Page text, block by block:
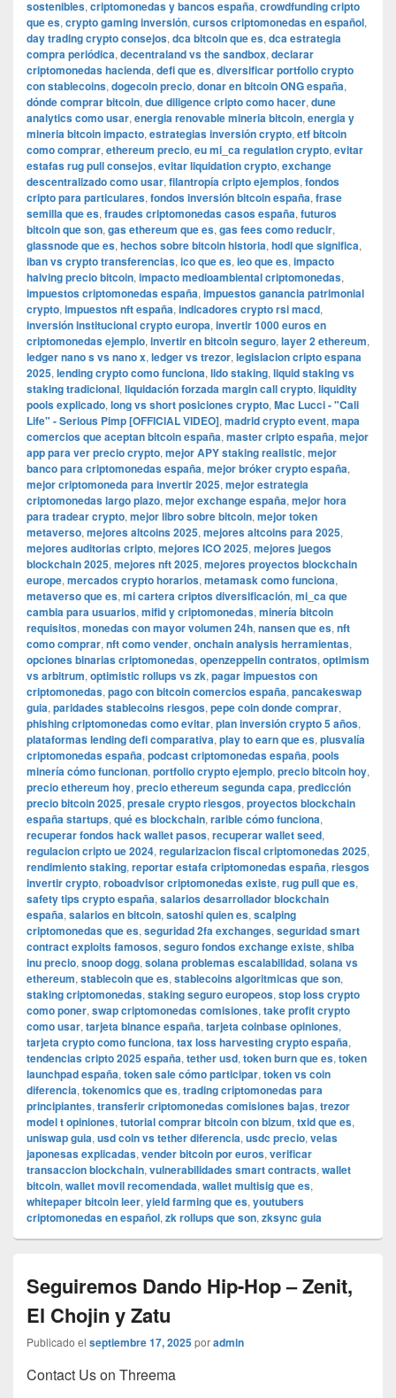
sostenibles, criptomonedas y bancos españa, crowdfunding cripto
que es, crypto gaming inversión, cursos criptomonedas en español,
day trading crypto consejos, dca bitcoin que es, dca estrategia
compra periódica, decentraland vs the sandbox, declarar
criptomonedas hacienda, defi que es, diversificar portfolio crypto
con stablecoins, dogecoin precio, donar en bitcoin ONG españa,
dónde comprar bitcoin, due diligence cripto como hacer, dune
analytics como usar, energia renovable mineria bitcoin, energia y
mineria bitcoin impacto, estrategias inversión crypto, etf bitcoin
como comprar, ethereum precio, eu mi_ca regulation crypto, evitar
estafas rug pull consejos, evitar liquidation crypto, exchange
descentralizado como usar, filantropía cripto ejemplos, fondos
cripto para particulares, fondos inversión bitcoin españa, frase
semilla que es, fraudes criptomonedas casos españa, futuros
bitcoin que son, gas ethereum que es, gas fees como reducir,
glassnode que es, hechos sobre bitcoin historia, hodl que significa,
iban vs crypto transferencias, ico que es, ieo que es, impacto
halving precio bitcoin, impacto medioambiental criptomonedas,
impuestos criptomonedas españa, impuestos ganancia patrimonial
crypto, impuestos nft españa, indicadores crypto rsi macd,
inversión institucional crypto europa, invertir 1000 euros en
criptomonedas ejemplo, invertir en bitcoin seguro, layer 2 ethereum,
ledger nano s vs nano x, ledger vs trezor, legislacion cripto espana
2025, lending crypto como funciona, lido staking, liquid staking vs
staking tradicional, liquidación forzada margin call crypto, liquidity
pools explicado, long vs short posiciones crypto, Mac Lucci - "Cali
Life" - Serious Pimp [OFFICIAL VIDEO], madrid crypto event, mapa
comercios que aceptan bitcoin españa, master cripto españa, mejor
app para ver precio crypto, mejor APY staking realistic, mejor
banco para criptomonedas españa, mejor bróker crypto españa,
mejor criptomoneda para invertir 2025, mejor estrategia
criptomonedas largo plazo, mejor exchange españa, mejor hora
para tradear crypto, mejor libro sobre bitcoin, mejor token
metaverso, mejores altcoins 2025, mejores altcoins para 2025,
mejores auditorias cripto, mejores ICO 2025, mejores juegos
blockchain 2025, mejores nft 2025, mejores proyectos blockchain
europe, mercados crypto horarios, metamask como funciona,
metaverso que es, mi cartera criptos diversificación, mi_ca que
cambia para usuarios, mifid y criptomonedas, minería bitcoin
requisitos, monedas con mayor volumen 24h, nansen que es, nft
como comprar, nft como vender, onchain analysis herramientas,
opciones binarias criptomonedas, openzeppelin contratos, optimism
vs arbitrum, optimistic rollups vs zk, pagar impuestos con
criptomonedas, pago con bitcoin comercios españa, pancakeswap
guia, paridades stablecoins riesgos, pepe coin donde comprar,
phishing criptomonedas como evitar, plan inversión crypto 5 años,
plataformas lending defi comparativa, play to earn que es, plusvalía
criptomonedas españa, podcast criptomonedas españa, pools
minería cómo funcionan, portfolio crypto ejemplo, precio bitcoin hoy,
precio ethereum hoy, precio ethereum segunda capa, predicción
precio bitcoin 2025, presale crypto riesgos, proyectos blockchain
españa startups, qué es blockchain, rarible cómo funciona,
recuperar fondos hack wallet pasos, recuperar wallet seed,
regulacion cripto ue 2024, regularizacion fiscal criptomonedas 2025,
rendimiento staking, reportar estafa criptomonedas españa, riesgos
invertir crypto, roboadvisor criptomonedas existe, rug pull que es,
safety tips crypto españa, salarios desarrollador blockchain
españa, salarios en bitcoin, satoshi quien es, scalping
criptomonedas que es, seguridad 2fa exchanges, seguridad smart
contract exploits famosos, seguro fondos exchange existe, shiba
inu precio, snoop dogg, solana problemas escalabilidad, solana vs
ethereum, stablecoin que es, stablecoins algoritmicas que son,
staking criptomonedas, staking seguro europeos, stop loss crypto
como poner, swap criptomonedas comisiones, take profit crypto
como usar, tarjeta binance españa, tarjeta coinbase opiniones,
tarjeta crypto como funciona, tax loss harvesting crypto españa,
tendencias cripto 2025 españa, tether usd, token burn que es, token
launchpad españa, token sale cómo participar, token vs coin
diferencia, tokenomics que es, trading criptomonedas para
principiantes, transferir criptomonedas comisiones bajas, trezor
model t opiniones, tutorial comprar bitcoin con bizum, txid que es,
uniswap guia, usd coin vs tether diferencia, usdc precio, velas
japonesas explicadas, vender bitcoin por euros, verificar
transaccion blockchain, vulnerabilidades smart contracts, wallet
bitcoin, wallet movil recomendada, wallet multisig que es,
whitepaper bitcoin leer, yield farming que es, youtubers
criptomonedas en español, zk rollups que son, zksync guia
Seguiremos Dando Hip-Hop – Zenit,
El Chojin y Zatu
Publicado el septiembre 17, 2025poradmin
Contact Us on Threema